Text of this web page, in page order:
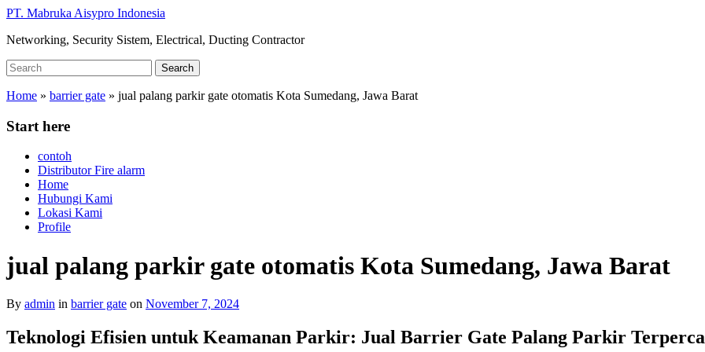
Skip
main
PT. Mabruka Aisypro Indonesia
Networking, Security Sistem, Electrical, Ducting Contractor
Search
for:
Search
Home » barrier gate » jual palang parkir gate otomatis Kota Sumedang, Jawa Barat
Start here
contoh
Distributor Fire alarm
Home
Hubungi Kami
Lokasi Kami
Profile
jual palang parkir gate otomatis Kota Sumedang, Jawa Barat
By admin in barrier gate on November 7, 2024
Teknologi Efisien untuk Keamanan Parkir: Jual Barrier Gate Palang Parkir